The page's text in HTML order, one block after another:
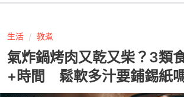
生活 教煮
氣炸鍋烤肉又乾又柴？3類
+時間 鬆軟多汁要鋪錫紙